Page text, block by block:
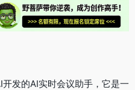
发的AI实时会议助手，它是一